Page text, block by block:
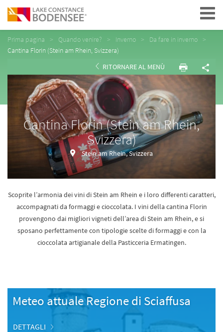
Navigation
Prima pagina Quando venire? Inverno
Da fare in inverno
Cantina Florin (Stein am Rhein, Svizzera)
RITORNARE AL MENÙ
Cantina Florin (Stein am Rhein,
Svizzera)
Stein am Rhein, Svizzera
Scoprite l’armonia dei vini di Stein am Rhein e i loro differenti caratteri,
accompagnati da formaggi e cioccolata. I vini della cantina Florin
provengono dai migliori vigneti dell’area di Stein am Rhein, e si
sposano perfettamente con tipologie scelte di formaggi e con la
cioccolata artigianale della Pasticceria Ermatingen.
Meteo attuale Regione di Sciaffusa
DETTAGLI